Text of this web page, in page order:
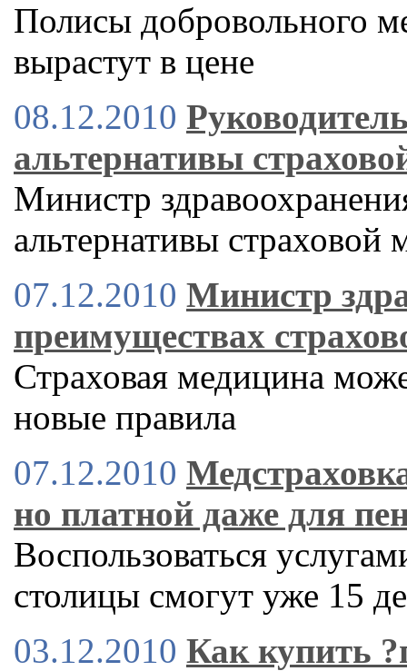
Полисы добровольного
вырастут в цене
08.12.2010
альтернативы
Министр
альтернативы страховой
07.12.2010 Министр
преимуществах
Страховая медицина
новые правила
07.12.2010
но платной даже для
Воспользоваться
столицы смогут уже 15
03.12.2010 Как купить